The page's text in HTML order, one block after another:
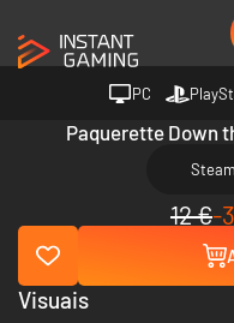
PC
Paquerette Down
Steam
12 €-
Visuais